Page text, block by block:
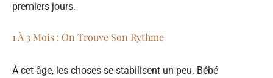
premiers jours.
1 À 3 Mois : On Trouve Son Rythme
À cet âge, les choses se stabilisent un peu. Bébé